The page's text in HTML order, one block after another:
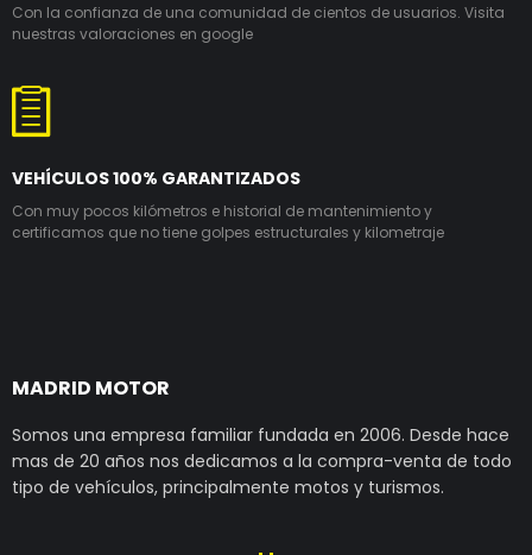
Con la confianza de una comunidad de cientos de usuarios. Visita
nuestras valoraciones en google
VEHÍCULOS 100% GARANTIZADOS
Con muy pocos kilómetros e historial de mantenimiento y
certificamos que no tiene golpes estructurales y kilometraje
MADRID MOTOR
Somos una empresa familiar fundada en 2006. Desde hace
mas de 20 años nos dedicamos a la compra-venta de todo
tipo de vehículos, principalmente motos y turismos.